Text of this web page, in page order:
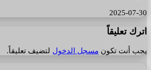
2025-07-30
اترك تعليقاً
يجب أنت تكون مسجل الدخول لتضيف تعليقاً.